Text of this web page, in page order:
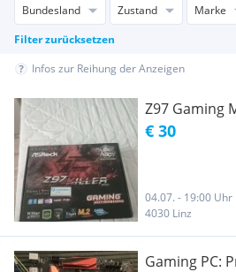
Bundesland Zustand Marke
Filter zurücksetzen
Infos zur Reihung der Anzeigen
Z97 Gaming
€ 30
04.07. - 19:00 Uhr
4030 Linz
Gaming PC: